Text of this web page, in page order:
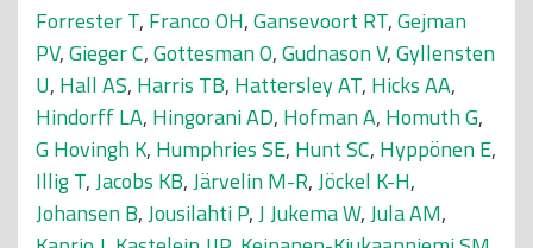
Forrester T, Franco OH,Gansevoort RT,Gejman
PV,Gieger C,Gottesman O,Gudnason V,Gyllensten
U, Hall AS, Harris TB, Hattersley AT, Hicks AA,
Hindorff LA, Hingorani AD, Hofman A, Homuth G,
G Hovingh K, Humphries SE, Hunt SC, Hyppönen E,
Illig T,Jacobs KB,Järvelin M-R,Jöckel K-H,
Johansen B,Jousilahti P,J Jukema W,Jula AM,